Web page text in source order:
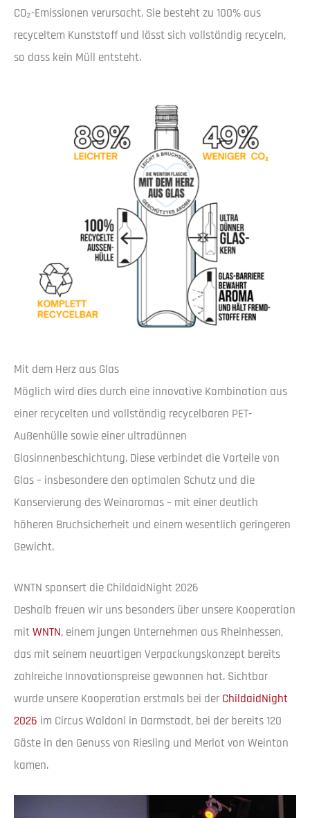
CO₂-Emissionen verursacht. Sie besteht zu 100% aus
recyceltem Kunststoff und lässt sich vollständig recyceln,
so dass kein Müll entsteht.
Mit dem Herz aus Glas
Möglich wird dies durch eine innovative Kombination aus
einer recycelten und vollständig recycelbaren PET-
Außenhülle sowie einer ultradünnen
Glasinnenbeschichtung. Diese verbindet die Vorteile von
Glas – insbesondere den optimalen Schutz und die
Konservierung des Weinaromas – mit einer deutlich
höheren Bruchsicherheit und einem wesentlich geringeren
Gewicht.
WNTN sponsert die ChildaidNight 2026
Deshalb freuen wir uns besonders über unsere Kooperation
mitWNTN, einem jungen Unternehmen aus Rheinhessen,
das mit seinem neuartigen Verpackungskonzept bereits
zahlreiche Innovationspreise gewonnen hat. Sichtbar
wurde unsere Kooperation erstmals bei der ChildaidNight
2026 im Circus Waldoni in Darmstadt, bei der bereits 120
Gäste in den Genuss von Riesling und Merlot von Weinton
kamen.